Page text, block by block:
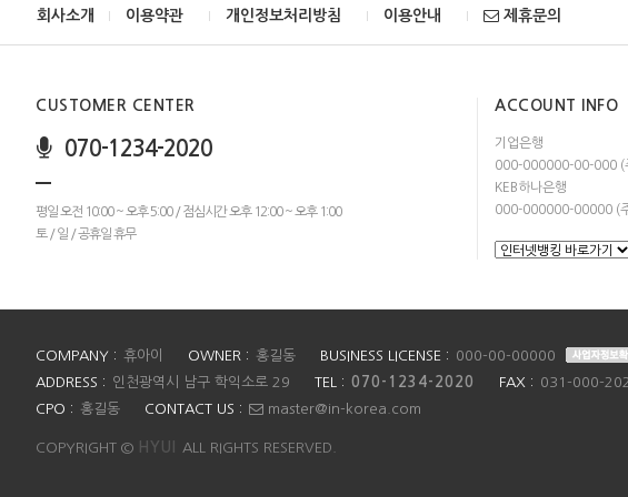
회사소개 이용약관 개인정보처리방침 이용안내 제휴문의
CUSTOMER CENTER
070-1234-2020
평일 오전 10:00 ~ 오후 5:00 / 점심시간 오후 12:00 ~ 오후 1:00
토 / 일 / 공휴일 휴무
ACCOUNT INFO
기업은행
000-000000-00-000 (
KEB하나은행
000-000000-00000 (
COMPANY : 휴아이 OWNER : 홍길동 BUSINESS LICENSE : 000-00-00000
ADDRESS :
인천광역시 남구 학익소로 29 TEL : 070-1234-2020 FAX :
031-000-
CPO :
홍길동 CONTACT US : master@in-korea.com
COPYRIGHT © HYUI ALL RIGHTS RESERVED.